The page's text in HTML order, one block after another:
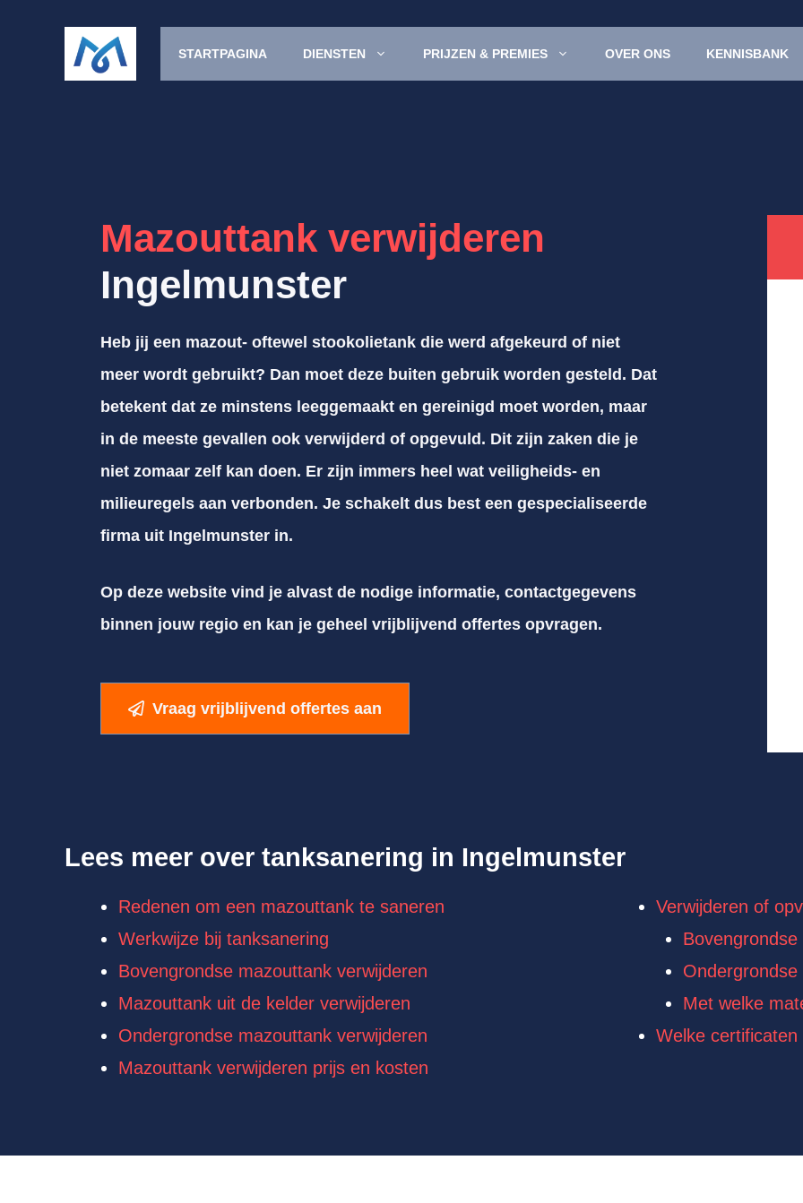
STARTPAGINA DIENSTEN PRIJZEN & PREMIES OVER ONS KENNISBANK
Mazouttank verwijderen
Ingelmunster
Heb jij een mazout- oftewel stookolietank die werd afgekeurd of niet
meer wordt gebruikt? Dan moet deze buiten gebruik worden gesteld. Dat
betekent dat ze minstens leeggemaakt en gereinigd moet worden, maar
in de meeste gevallen ook verwijderd of opgevuld. Dit zijn zaken die je
niet zomaar zelf kan doen. Er zijn immers heel wat veiligheids- en
milieuregels aan verbonden. Je schakelt dus best een gespecialiseerde
firma uit Ingelmunster in.
Op deze website vind je alvast de nodige informatie, contactgegevens
binnen jouw regio en kan je geheel vrijblijvend offertes opvragen.
Vraag vrijblijvend offertes aan
Lees meer over tanksanering in Ingelmunster
Redenen om een mazouttank te saneren
Werkwijze bij tanksanering
Bovengrondse mazouttank verwijderen
Mazouttank uit de kelder verwijderen
Ondergrondse mazouttank verwijderen
Mazouttank verwijderen prijs en kosten
Verwijderen of
Met welke
Welke